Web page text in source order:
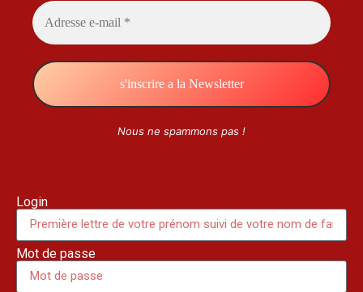
Nous ne spammons pas !
Login
Mot de passe